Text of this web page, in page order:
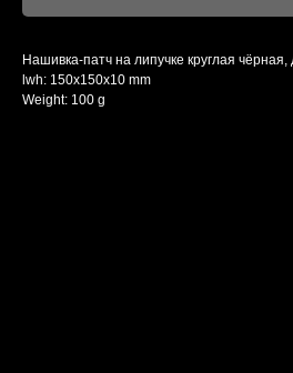
Нашивка-патч на липучке круглая
lwh: 150x150x10 mm
Weight: 100 g